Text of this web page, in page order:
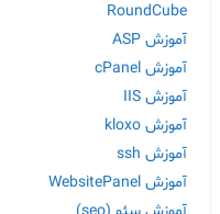
RoundCube
آموزش ASP
آموزش cPanel
آموزش IIS
آموزش kloxo
آموزش ssh
آموزش WebsitePanel